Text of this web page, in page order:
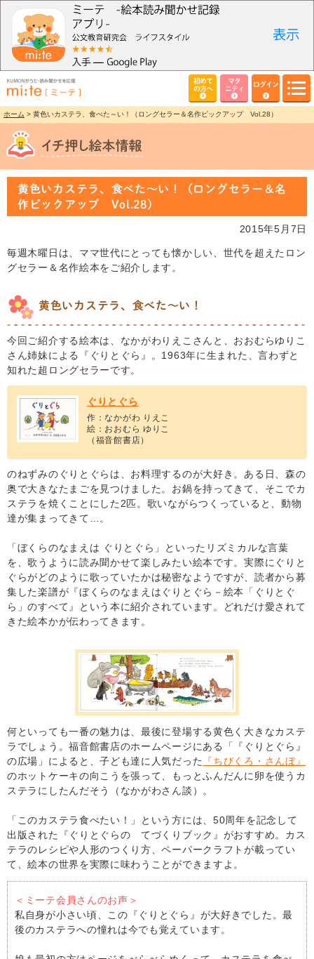
初めて
の方へ
マタ
ニティ
ログイン
ホーム > 黄色いカステラ、食べた～い！（ロングセラー＆名作ピックアップ Vol.28）
黄色いカステラ、食べた～い！（ロングセラー＆名
作ピックアップ Vol.28）
2015年5月7日
毎週木曜日は、ママ世代にとっても懐かしい、世代を超えたロン
グセラー＆名作絵本をご紹介します。
黄色いカステラ、食べた～い！
今回ご紹介する絵本は、なかがわりえこさんと、おおむらゆりこ
さん姉妹による『ぐりとぐら』。1963年に生まれた、言わずと
知れた超ロングセラーです。
ぐりとぐら
作：なかがわ りえこ
絵：おおむら ゆりこ
（福音館書店）
のねずみのぐりとぐらは、お料理するのが大好き。ある日、森の
奥で大きなたまごを見つけました。お鍋を持ってきて、そこでカ
ステラを焼くことにした2匹。歌いながらつくっていると、動物
達が集まってきて…。
「ぼくらのなまえは ぐりとぐら」といったリズミカルな言葉
を、歌うように読み聞かせて楽しみたい絵本です。実際にぐりと
ぐらがどのように歌っていたかは秘密なようですが、読者から募
集した楽譜が『ぼくらのなまえはぐりとぐら－絵本「ぐりとぐ
ら」のすべて』という本に紹介されています。どれだけ愛されて
きた絵本かが伝わってきます。
何といっても一番の魅力は、最後に登場する黄色く大きなカステ
ラでしょう。福音館書店のホームページにある「『ぐりとぐら』
の広場」によると、子ども達に人気だった
『ちびくろ・さんぼ』
のホットケーキの向こうを張って、もっとふんだんに卵を使うカ
ステラにしたんだそう（なかがわさん談）。
「このカステラ食べたい！」という方には、50周年を記念して
出版された『ぐりとぐらの てづくりブック』がおすすめ。カス
テラのレシピや人形のつくり方、ペーパークラフトが載ってい
て、絵本の世界を実際に味わうことができますよ。
＜ミーテ会員さんのお声＞
私自身が小さい頃、この『ぐりとぐら』が大好きでした。最
後のカステラへの憧れは今でも覚えています。